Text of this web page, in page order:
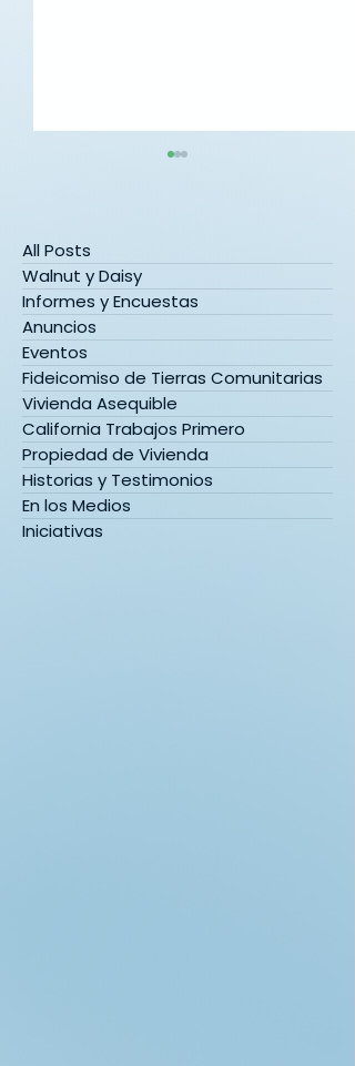
Solicitud de propuestas
para la microgranja
comunitaria Walnut and
Daisy
All Posts
Walnut y Daisy
Informes y Encuestas
Anuncios
Eventos
Fideicomiso de Tierras Comunitarias
Vivienda Asequible
California Trabajos Primero
Propiedad de Vivienda
Historias y Testimonios
En los Medios
Iniciativas